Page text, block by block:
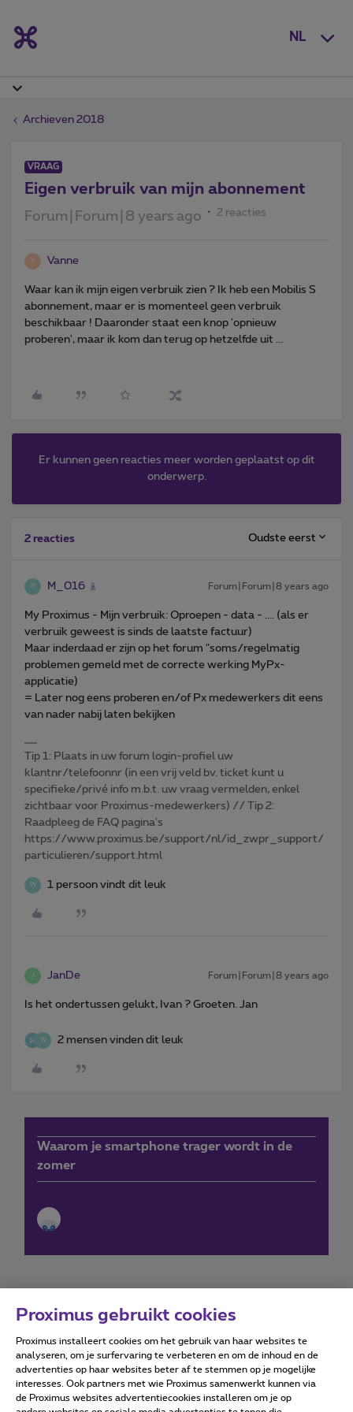
NL
Archieven 2018
VRAAG
Eigen verbruik van mijn abonnement
Forum|Forum|8 years ago 2 reacties
V Vanne
Waar kan ik mijn eigen verbruik zien ? Ik heb een Mobilis S
abonnement, maar er is momenteel geen verbruik
beschikbaar ! Daaronder staat een knop 'opnieuw
proberen', maar ik kom dan terug op hetzelfde uit ...
Er kunnen geen reacties meer worden geplaatst op dit
onderwerp.
2 reacties Oudste eerst
M M_016 Forum|Forum|8 years ago
My Proximus - Mijn verbruik: Oproepen - data - .... (als er
verbruik geweest is sinds de laatste factuur)
Maar inderdaad er zijn op het forum "soms/regelmatig
problemen gemeld met de correcte werking MyPx-
applicatie)
= Later nog eens proberen en/of Px medewerkers dit eens
van nader nabij laten bekijken
Tip 1: Plaats in uw forum login-profiel uw
klantnr/telefoonnr (in een vrij veld bv. ticket kunt u
specifieke/privé info m.b.t. uw vraag vermelden, enkel
zichtbaar voor Proximus-medewerkers) // Tip 2:
Raadpleeg de FAQ pagina's
https://www.proximus.be/support/nl/id_zwpr_support/
particulieren/support.html
W 1 persoon vindt dit leuk
J JanDe Forum|Forum|8 years ago
Is het ondertussen gelukt, Ivan ? Groeten. Jan
W 2 mensen vinden dit leuk
Waarom je smartphone trager wordt in de
zomer
Forumvoorwaarden Accessibility statement
Proximus gebruikt cookies
Proximus installeert cookies om het gebruik van haar websites te
analyseren, om je surfervaring te verbeteren en om de inhoud en de
advertenties op haar websites beter af te stemmen op je mogelijke
interesses. Ook partners met wie Proximus samenwerkt kunnen via
de Proximus websites advertentiecookies installeren om je op